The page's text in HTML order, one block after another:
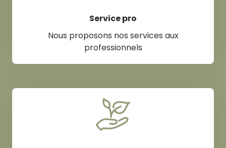
Service pro
Nous proposons nos services aux
professionnels